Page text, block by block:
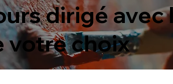
dirigé avec
votre choix